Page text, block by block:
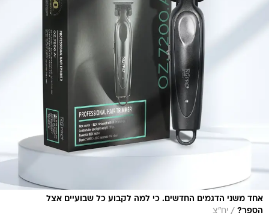
אחד משני הדגמים החדשים. כי למה לקבוע כל שבועיים אצל
הספר? / יח״צ